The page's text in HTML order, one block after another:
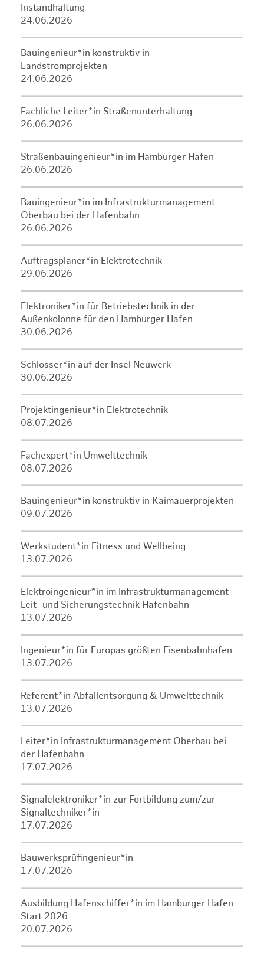
Instandhaltung
24.06.2026
Bauingenieur*in konstruktiv in
Landstromprojekten
24.06.2026
Fachliche Leiter*in Straßenunterhaltung
26.06.2026
Straßenbauingenieur*in im Hamburger Hafen
26.06.2026
Bauingenieur*in im Infrastrukturmanagement
Oberbau bei der Hafenbahn
26.06.2026
Auftragsplaner*in Elektrotechnik
29.06.2026
Elektroniker*in für Betriebstechnik in der
Außenkolonne für den Hamburger Hafen
30.06.2026
Schlosser*in auf der Insel Neuwerk
30.06.2026
Projektingenieur*in Elektrotechnik
08.07.2026
Fachexpert*in Umwelttechnik
08.07.2026
Bauingenieur*in konstruktiv in Kaimauerprojekten
09.07.2026
Werkstudent*in Fitness und Wellbeing
13.07.2026
Elektroingenieur*in im Infrastrukturmanagement
Leit- und Sicherungstechnik Hafenbahn
13.07.2026
Ingenieur*in für Europas größten Eisenbahnhafen
13.07.2026
Referent*in Abfallentsorgung & Umwelttechnik
13.07.2026
Leiter*in Infrastrukturmanagement Oberbau bei
der Hafenbahn
17.07.2026
Signalelektroniker*in zur Fortbildung zum/zur
Signaltechniker*in
17.07.2026
Bauwerksprüfingenieur*in
17.07.2026
Ausbildung Hafenschiffer*in im Hamburger Hafen
Start 2026
20.07.2026